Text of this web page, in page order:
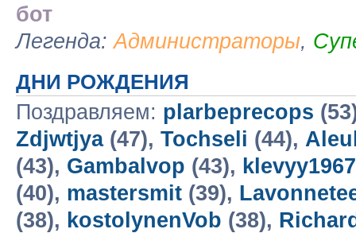
бот
Легенда:Администраторы,
ДНИ РОЖДЕНИЯ
Поздравляем: plarbeprecops
Zdjwtjya(47), Tochseli (44),
(43), Gambalvop (43),
(40), mastersmit (39),
(38), kostolynenVob (38),